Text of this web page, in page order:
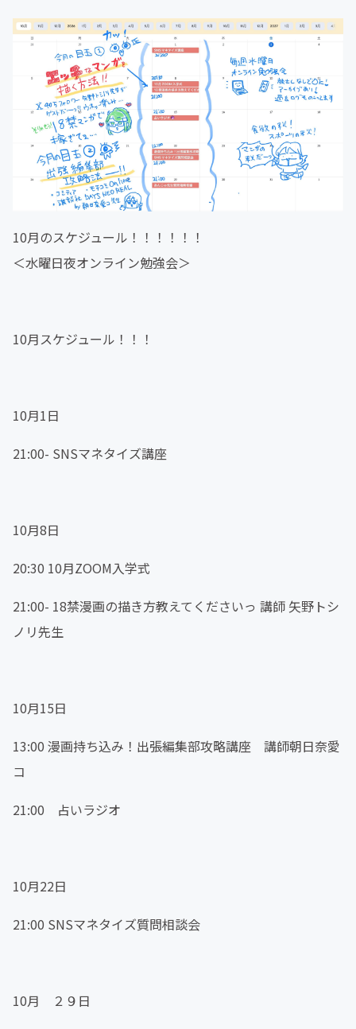
10月のスケジュール！！！！！！
＜水曜日夜オンライン勉強会＞
10月スケジュール！！！
10月1日
21:00- SNSマネタイズ講座
10月8日
20:30 10月ZOOM入学式
21:00- 18禁漫画の描き方教えてくださいっ 講師 矢野トシ
ノリ先生
10月15日
13:00 漫画持ち込み！出張編集部攻略講座 講師朝日奈愛
コ
21:00 占いラジオ
10月22日
21:00 SNSマネタイズ質問相談会
10月 ２９日